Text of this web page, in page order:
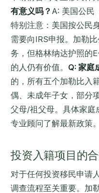
有意义吗？ A: 美国公民
特别注意：美国按公民
需要向IRS申报。加勒
务，但格林纳达护照的
的人仍有价值。 Q: 家庭
的，所有五个加勒比入
偶、未成年子女，部分
父母/祖父母。具体家庭
专业顾问了解最新政策。
投资入籍项目的
对于任何投资移民申请
调查流程至关重要。加